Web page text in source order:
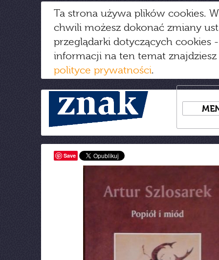
Ta strona używa plików cookies.
chwili możesz dokonać zmiany
przeglądarki dotyczących cookies
informacji na ten temat
polityce prywatności.
Save